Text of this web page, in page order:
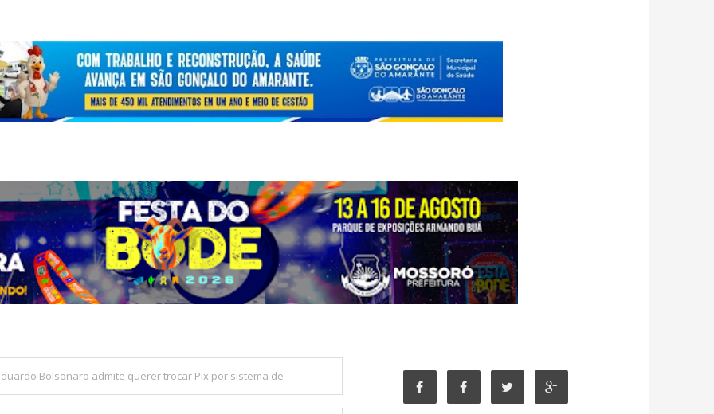
Bolsonaro admite querer trocar Pix por sistema de